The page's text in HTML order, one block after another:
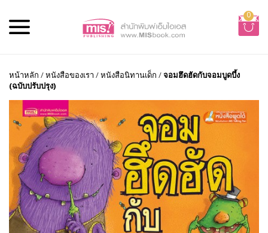
0
หน้าหลัก /หนังสือของเรา /หนังสือนิทานเด็ก /จอมฮึดฮัดกับจอมบูดบึ้ง
(ฉบับปรับปรุง)